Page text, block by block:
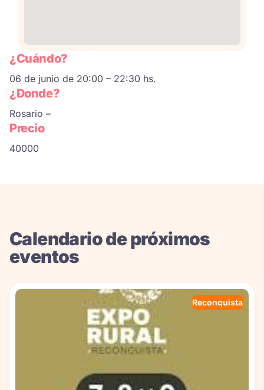
¿Cuándo?
06 de junio de 20:00 – 22:30 hs.
¿Donde?
Rosario –
Precio
40000
Calendario de próximos
eventos
Reconquista